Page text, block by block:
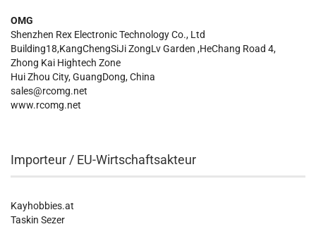
OMG
Shenzhen Rex Electronic Technology Co., Ltd
Building18,KangChengSiJi ZongLv Garden ,HeChang Road 4,
Zhong Kai Hightech Zone
Hui Zhou City, GuangDong, China
sales@rcomg.net
www.rcomg.net
Importeur / EU-Wirtschaftsakteur
Kayhobbies.at
Taskin Sezer